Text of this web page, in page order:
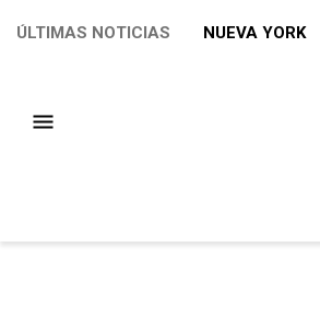
ÚLTIMAS NOTICIAS NUEVA YORK